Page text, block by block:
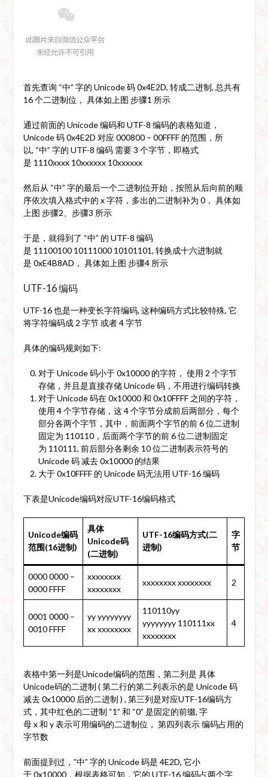
首先查询 “中” 字的 Unicode 码 0x4E2D, 转成二进制, 总共有
16 个二进制位， 具体如上图 步骤1 所示
通过前面的 Unicode 编码和 UTF-8 编码的表格知道，
Unicode 码 0x4E2D 对应 000800 – 00FFFF 的范围，所
以, “中” 字的 UTF-8 编码 需要 3 个字节，即格式
是 1110xxxx 10xxxxxx 10xxxxxx
然后从 “中” 字的最后一个二进制位开始，按照从后向前的顺
序依次填入格式中的 x 字符，多出的二进制补为 0， 具体如
上图 步骤2、步骤3 所示
于是，就得到了 “中” 的 UTF-8 编码
是 11100100 10111000 10101101, 转换成十六进制就
是 0xE4B8AD， 具体如上图 步骤4 所示
UTF-16 编码
UTF-16 也是一种变长字符编码, 这种编码方式比较特殊, 它
将字符编码成 2 字节 或者 4 字节
具体的编码规则如下:
对于 Unicode 码小于 0x10000 的字符， 使用 2 个字节
存储，并且是直接存储 Unicode 码，不用进行编码转换
对于 Unicode 码在 0x10000 和 0x10FFFF 之间的字符，
使用 4 个字节存储，这 4 个字节分成前后两部分，每个
部分各两个字节，其中，前面两个字节的前 6 位二进制
固定为 110110，后面两个字节的前 6 位二进制固定
为 110111, 前后部分各剩余 10 位二进制表示符号的
Unicode 码 减去 0x10000 的结果
大于 0x10FFFF 的 Unicode 码无法用 UTF-16 编码
下表是Unicode编码对应UTF-16编码格式
Unicode编码
范围(16进制)
具体
Unicode码
(二进制)
UTF-16编码方式(二
进制)
字
节
0000 0000 –
0000 FFFF
xxxxxxxx
xxxxxxxx
xxxxxxxx xxxxxxxx 2
0001 0000 –
0010 FFFF
yy yyyyyyyy
xx xxxxxxxx
110110yy
yyyyyyyy 110111xx
xxxxxxxx
4
表格中第一列是Unicode编码的范围，第二列是 具体
Unicode码的二进制 ( 第二行的第二列表示的是 Unicode 码
减去 0x10000 后的二进制 ) , 第三列是对应UTF-16编码方
式，其中红色的二进制 “1” 和 “0” 是固定的前缀, 字
母 x 和 y 表示可用编码的二进制位， 第四列表示 编码占用的
字节数
前面提到过，”中” 字的 Unicode 码是 4E2D, 它小
于 0x10000，根据表格可知，它的 UTF-16 编码占两个字